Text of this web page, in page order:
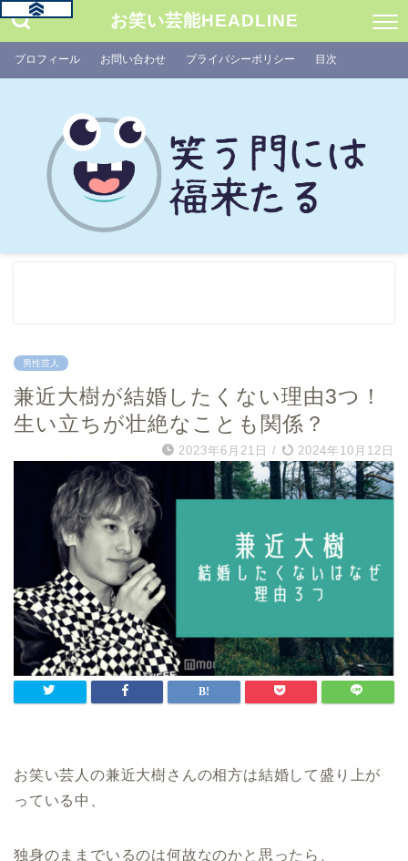
お笑い芸能HEADLINE
プロフィール お問い合わせ プライバシーポリシー 目次
男性芸人
兼近大樹が結婚したくない理由3つ！
生い立ちが壮絶なことも関係？
2023年6月21日 / 2024年10月12日
お笑い芸人の兼近大樹さんの相方は結婚して盛り上が
っている中、
独身のままでいるのは何故なのかと思ったら、